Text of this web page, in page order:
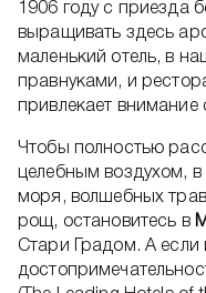
1906 году с приезда
выращивать здесь
маленький отель, в
правнуками, и
привлекает внимание
Чтобы полностью
целебным воздухом,
моря, волшебных
рощ, остановитесь в
Стари Градом. А если